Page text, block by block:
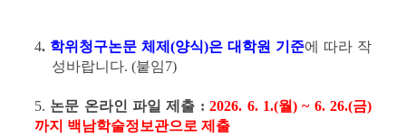
4. 학위청구논문 체제(양식)은 대학원 기준에 따라 작
성바랍니다. (붙임7)
5. 논문 온라인 파일 제출 :2026. 6. 1.(월) ~ 6. 26.(금)
까지 백남학술정보관으로 제출